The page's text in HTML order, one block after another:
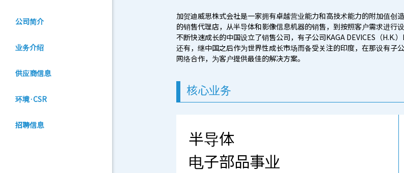
公司简介
业务介绍
供应商信息
环境·CSR
招聘信息
加贺迪威思株式会社是一家拥有卓越营业能力和高技术能力的附加值
的销售代理店，从半导体和影像信息机器的销售，到按照客户需求进
不断快速成长的中国设立了销售公司，有子公司KAGA DEVICES（H.K.
还有，继中国之后作为世界性成长市场而备受关注的印度，在那设有子
网络合作，为客户提供最佳的解决方案。
核心业务
半导体
电子部品事业